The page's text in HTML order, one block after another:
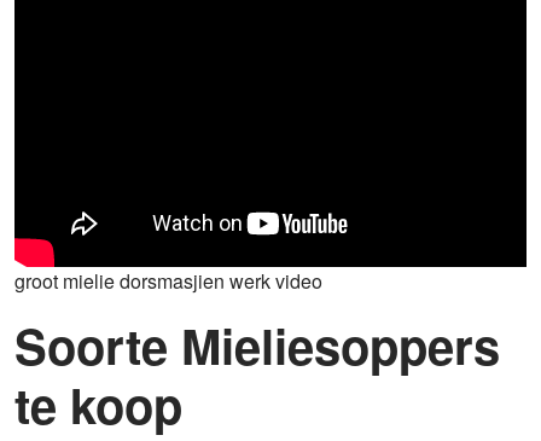
groot mielie dorsmasjien werk video
Soorte Mieliesoppers
te koop